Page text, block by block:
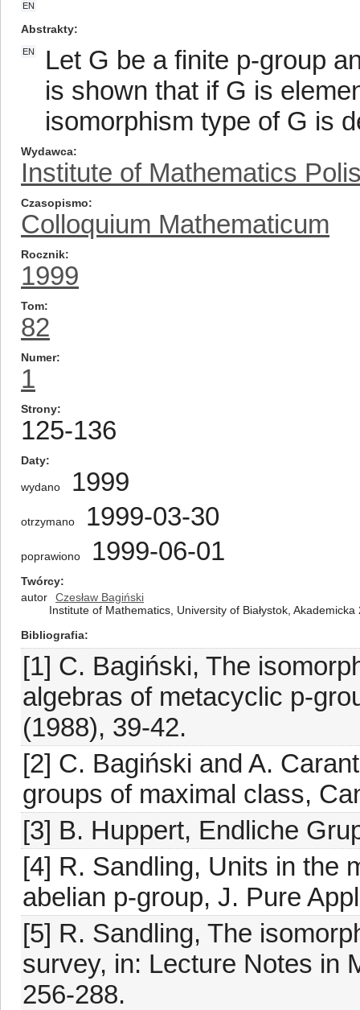
EN
Abstrakty
EN
Let G be a finite p-group
is shown that if G is
isomorphism type of G is
Wydawca
Institute of Mathematics
Czasopismo
Colloquium Mathematicum
Rocznik
1999
Tom
82
Numer
1
Strony
125-136
Daty
wydano 1999
otrzymano 1999-03-30
poprawiono 1999-06-01
Twórcy
autor
Czesław Bagiński
Institute of Mathematics, University of Białystok, Akademicka
Bibliografia
[1] C. Bagiński, The
algebras of metacyclic p-
(1988), 39-42.
[2] C. Bagiński and A.
groups of maximal class,
[3] B. Huppert, Endliche
[4] R. Sandling, Units in the
abelian p-group, J. Pure
[5] R. Sandling, The
survey, in: Lecture Notes in
256-288.